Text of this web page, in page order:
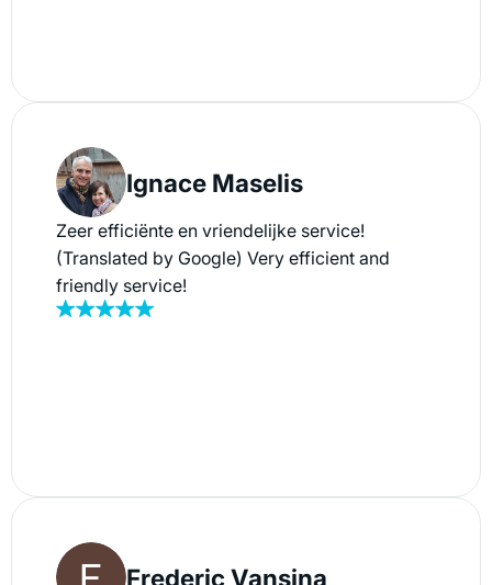
Ignace Maselis
Zeer efficiënte en vriendelijke service!
(Translated by Google) Very efficient and
friendly service!
Frederic Vansina